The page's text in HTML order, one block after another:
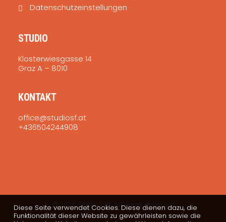
Datenschutzeinstellungen
STUDIO
Klosterwiesgasse 14
Graz A – 8010
KONTAKT
office@studiosf.at
+436504244908
© 2026 STUDIO SF. All rights reserved
Diese Seite verwendet Cookies. Diese dienen dazu, die
Funktionalität dieser Website zu gewährleisten sowie die